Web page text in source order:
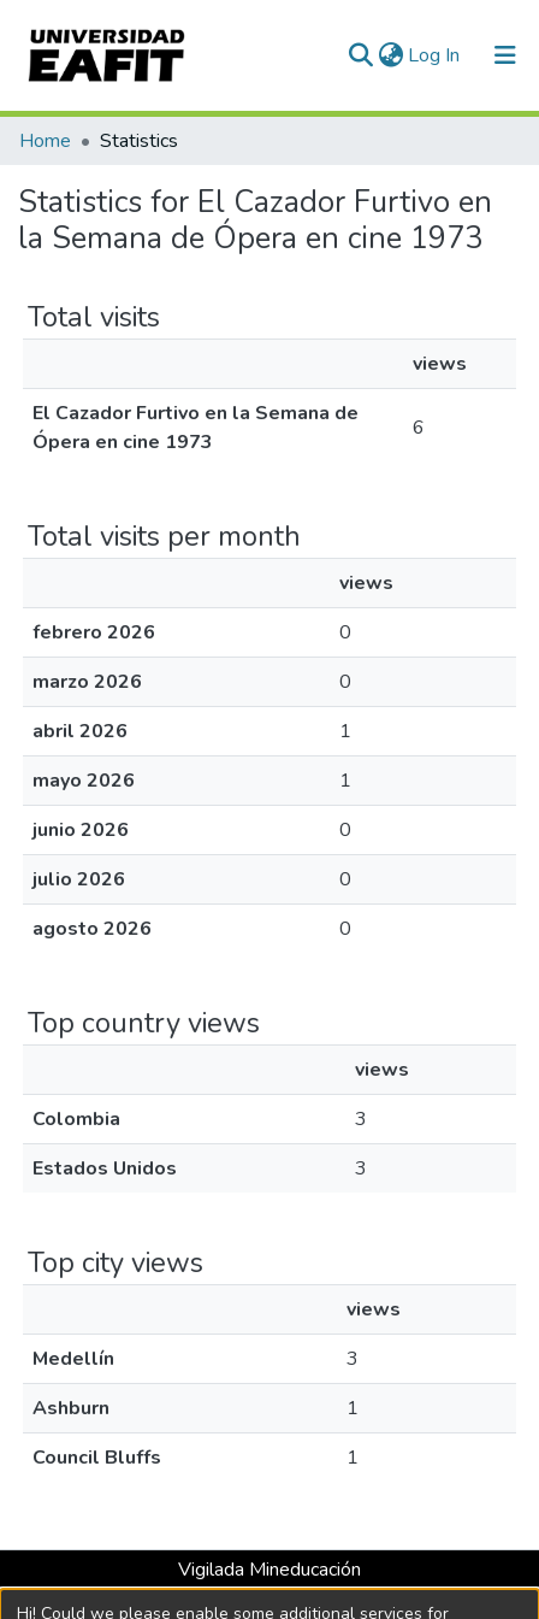
Log In (current)
Home Statistics
Statistics for El Cazador Furtivo en
la Semana de Ópera en cine 1973
Total visits
views
El Cazador Furtivo en la Semana de
Ópera en cine 1973
6
Total visits per month
views
febrero 2026
0
marzo 2026
0
abril 2026
1
mayo 2026
1
junio 2026
0
julio 2026
0
agosto 2026
0
Top country views
views
Colombia
3
Estados Unidos
3
Top city views
views
Medellín
3
Ashburn
1
Council Bluffs
1
Vigilada Mineducación
Universidad con Acreditación Institucional hasta 2026 -
Hi! Could we please enable some additional services for